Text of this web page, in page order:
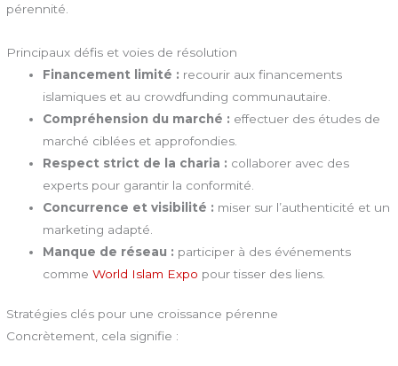
pérennité.
Principaux défis et voies de résolution
Financement limité : recourir aux financements
islamiques et au crowdfunding communautaire.
Compréhension du marché : effectuer des études de
marché ciblées et approfondies.
Respect strict de la charia : collaborer avec des
experts pour garantir la conformité.
Concurrence et visibilité : miser sur l’authenticité et un
marketing adapté.
Manque de réseau : participer à des événements
commeWorld Islam Expo pour tisser des liens.
Stratégies clés pour une croissance pérenne
Concrètement, cela signifie :